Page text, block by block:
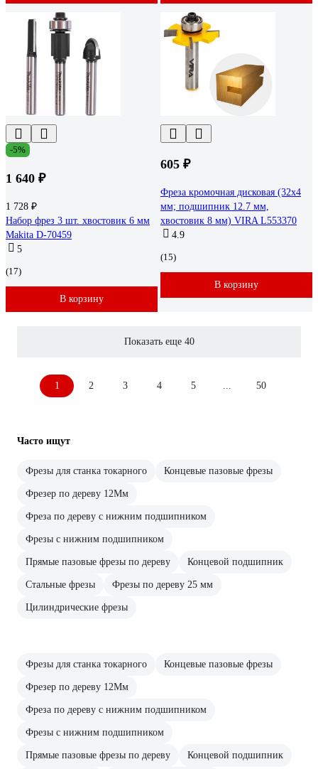
-5%
1 640 ₽
1 728 ₽
Набор фрез 3 шт. хвостовик 6 мм
Makita D-70459
5
(17)
В корзину
605 ₽
Фреза кромочная дисковая (32х4
мм; подшипник 12.7 мм,
хвостовик 8 мм) VIRA L553370
4.9
(15)
В корзину
Показать еще 40
1 2 3 4 5 50
Часто ищут
Фрезы для станка токарного Концевые пазовые фрезы
Фрезер по дереву 12Мм
Фреза по дереву с нижним подшипником
Фрезы с нижним подшипником
Прямые пазовые фрезы по дереву Концевой подшипник
Стальные фрезы Фрезы по дереву 25 мм
Цилиндрические фрезы
Фрезы для станка токарного Концевые пазовые фрезы
Фрезер по дереву 12Мм
Фреза по дереву с нижним подшипником
Фрезы с нижним подшипником
Прямые пазовые фрезы по дереву Концевой подшипник